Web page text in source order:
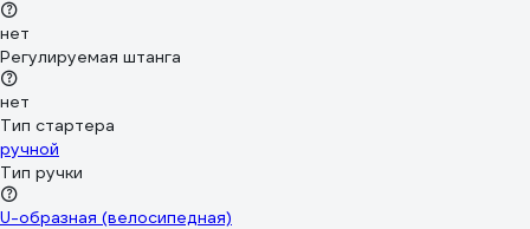
нет
Регулируемая штанга
нет
Тип стартера
ручной
Тип ручки
U-образная (велосипедная)